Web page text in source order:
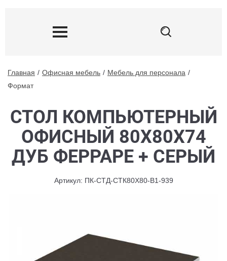
Главная Офисная мебель
Мебель для персонала
Формат
СТОЛ КОМПЬЮТЕРНЫЙ
ОФИСНЫЙ 80X80X74
ДУБ ФЕРРАРЕ + СЕРЫЙ
Артикул: ПК-СТД-СТК80Х80-В1-939